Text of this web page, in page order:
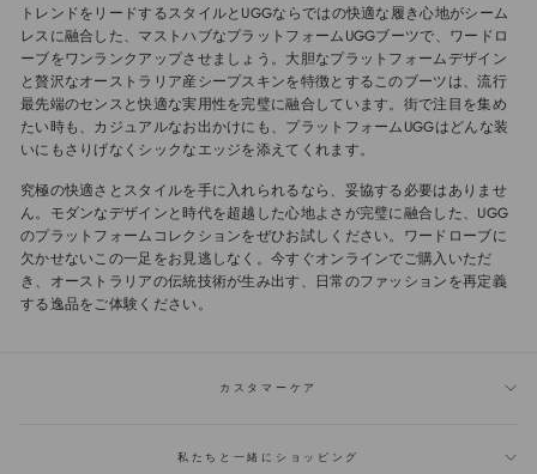
トレンドをリードするスタイルとUGGならではの快適な履き心地がシーム
レスに融合した、マストハブなプラットフォームUGGブーツで、ワードロ
ーブをワンランクアップさせましょう。大胆なプラットフォームデザイン
と贅沢なオーストラリア産シープスキンを特徴とするこのブーツは、流行
最先端のセンスと快適な実用性を完璧に融合しています。街で注目を集め
たい時も、カジュアルなお出かけにも、プラットフォームUGGはどんな装
いにもさりげなくシックなエッジを添えてくれます。
究極の快適さとスタイルを手に入れられるなら、妥協する必要はありませ
ん。モダンなデザインと時代を超越した心地よさが完璧に融合した、UGG
のプラットフォームコレクションをぜひお試しください。ワードローブに
欠かせないこの一足をお見逃しなく。今すぐオンラインでご購入いただ
き、オーストラリアの伝統技術が生み出す、日常のファッションを再定義
する逸品をご体験ください。
カスタマーケア
私たちと一緒にショッピング